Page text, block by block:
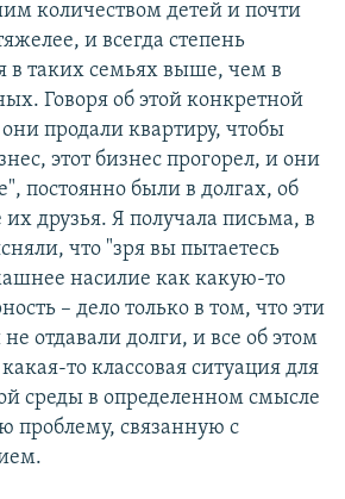
количеством детей и почти
и всегда степень
в таких семьях выше, чем в
Говоря об этой конкретной
продали квартиру, чтобы
этот бизнес прогорел, и они
постоянно были в долгах, об
их друзья. Я получала письма, в
что "зря вы пытаетесь
насилие как какую-то
– дело только в том, что эти
отдавали долги, и все об этом
то классовая ситуация для
среды в определенном смысле
проблему, связанную с